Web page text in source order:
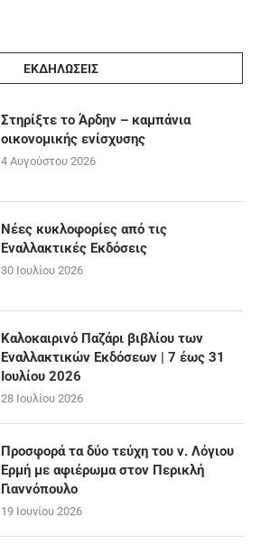
ΕΚΔΗΛΩΣΕΙΣ
Στηρίξτε το Άρδην – καμπάνια
οικονομικής ενίσχυσης
4 Αυγούστου 2026
Νέες κυκλοφορίες από τις
Εναλλακτικές Εκδόσεις
30 Ιουλίου 2026
Καλοκαιρινό Παζάρι βιβλίου των
Εναλλακτικών Εκδόσεων | 7 έως 31
Ιουλίου 2026
28 Ιουλίου 2026
Προσφορά τα δύο τεύχη του ν. Λόγιου
Ερμή με αφιέρωμα στον Περικλή
Γιαννόπουλο
19 Ιουνίου 2026